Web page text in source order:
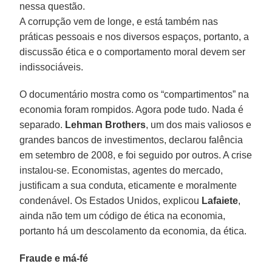
nessa questão.
A corrupção vem de longe, e está também nas
práticas pessoais e nos diversos espaços, portanto, a
discussão ética e o comportamento moral devem ser
indissociáveis.
O documentário mostra como os “compartimentos” na
economia foram rompidos. Agora pode tudo. Nada é
separado. Lehman Brothers, um dos mais valiosos e
grandes bancos de investimentos, declarou falência
em setembro de 2008, e foi seguido por outros. A crise
instalou-se. Economistas, agentes do mercado,
justificam a sua conduta, eticamente e moralmente
condenável. Os Estados Unidos, explicou Lafaiete,
ainda não tem um código de ética na economia,
portanto há um descolamento da economia, da ética.
Fraude e má-fé